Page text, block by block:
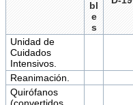
bl
e
s
Unidad de
Cuidados
Intensivos.
Reanimación.
Quirófanos